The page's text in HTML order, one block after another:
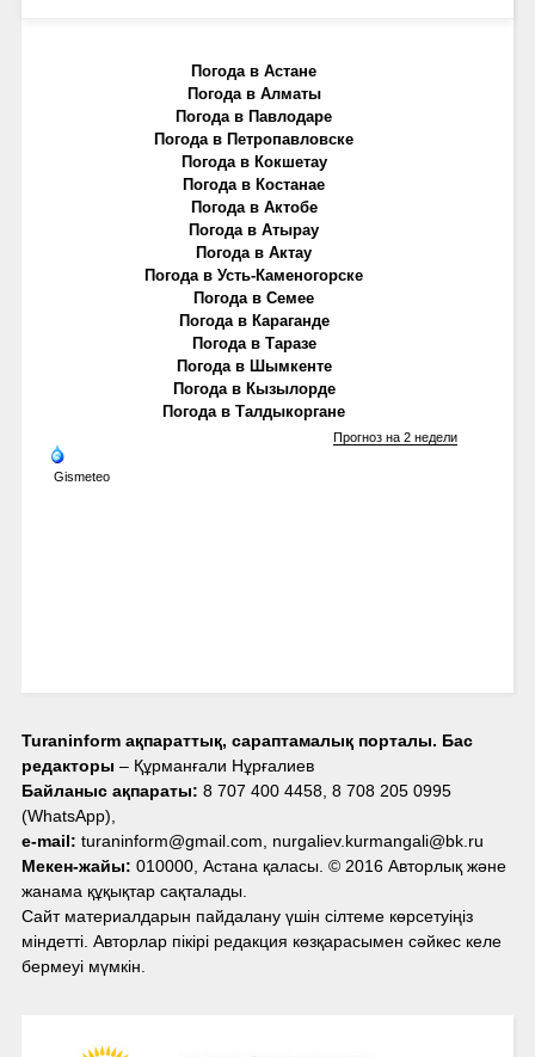
Погода в Астане
Погода в Алматы
Погода в Павлодаре
Погода в Петропавловске
Погода в Кокшетау
Погода в Костанае
Погода в Актобе
Погода в Атырау
Погода в Актау
Погода в Усть-Каменогорске
Погода в Семее
Погода в Караганде
Погода в Таразе
Погода в Шымкенте
Погода в Кызылорде
Погода в Талдыкоргане
Gismeteo
Прогноз на 2 недели
Turaninform ақпараттық, сараптамалық порталы. Бас
редакторы – Құрманғали Нұрғалиев
Байланыс ақпараты: 8 707 400 4458, 8 708 205 0995
(WhatsApp),
e-mail: turaninform@gmail.com, nurgaliev.kurmangali@bk.ru
Мекен-жайы: 010000, Астана қаласы. © 2016 Авторлық және
жанама құқықтар сақталады.
Сайт материалдарын пайдалану үшін сілтеме көрсетуіңіз
міндетті. Авторлар пікірі редакция көзқарасымен сәйкес келе
бермеуі мүмкін.